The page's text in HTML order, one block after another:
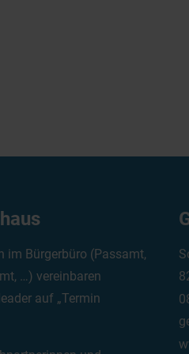
im Bürgerbüro (Passamt,
…) vereinbaren
auf „Termin